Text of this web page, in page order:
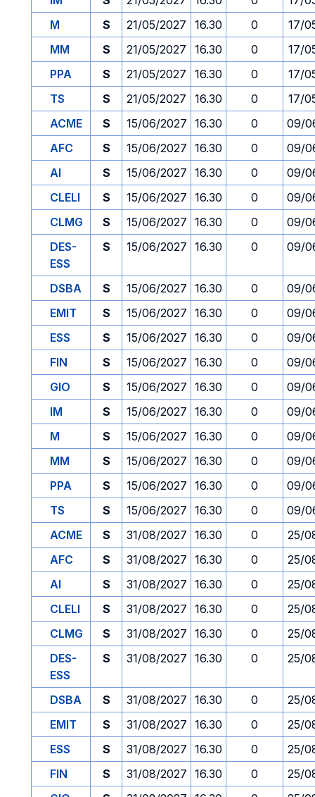
M
S 21/05/2027 16.30 0
17/
MM
S 21/05/2027 16.30 0
17/
PPA
S 21/05/2027 16.30 0
17/
TS
S 21/05/2027 16.30 0
17/
ACME
S 15/06/2027 16.30 0
09/
AFC
S 15/06/2027 16.30 0
09/
AI
S 15/06/2027 16.30 0
09/
CLELI
S 15/06/2027 16.30 0
09/
CLMG
S 15/06/2027 16.30 0
09/
DES-
ESS
S 15/06/2027 16.30 0 09/
DSBA S 15/06/2027 16.30 0
09/
EMIT
S 15/06/2027 16.30 0
09/
ESS
S 15/06/2027 16.30 0
09/
FIN
S 15/06/2027 16.30 0
09/
GIO
S 15/06/2027 16.30 0
09/
IM
S 15/06/2027 16.30 0
09/
M
S 15/06/2027 16.30 0
09/
MM
S 15/06/2027 16.30 0
09/
PPA
S 15/06/2027 16.30 0
09/
TS
S 15/06/2027 16.30 0
09/
ACME
S 31/08/2027 16.30 0
25/
AFC
S 31/08/2027 16.30 0
25/
AI
S 31/08/2027 16.30 0
25/
CLELI
S 31/08/2027 16.30 0
25/
CLMG
S 31/08/2027 16.30 0
25/
DES-
ESS
S 31/08/2027 16.30 0 25/
DSBA S 31/08/2027 16.30 0
25/
EMIT
S 31/08/2027 16.30 0
25/
ESS
S 31/08/2027 16.30 0
25/
FIN
S 31/08/2027 16.30 0
25/